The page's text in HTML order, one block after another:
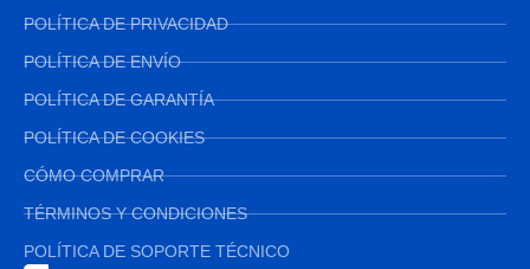
POLÍTICA DE PRIVACIDAD
POLÍTICA DE ENVÍO
POLÍTICA DE GARANTÍA
POLÍTICA DE COOKIES
CÓMO COMPRAR
TÉRMINOS Y CONDICIONES
POLÍTICA DE SOPORTE TÉCNICO